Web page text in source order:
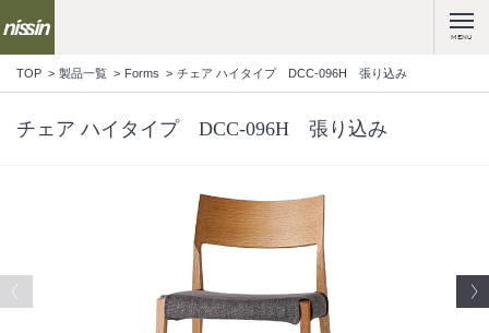
MENU
TOP 製品一覧 Forms チェア ハイタイプ DCC-096H 張り込み
チェア ハイタイプ DCC-096H 張り込み